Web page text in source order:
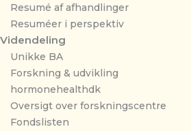
Resumé af afhandlinger
Resuméer i perspektiv
Videndeling
Unikke BA
Forskning & udvikling
hormonehealthdk
Oversigt over forskningscentre
Fondslisten